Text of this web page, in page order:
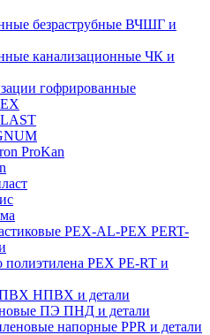
безраструбные ВЧШГ и
канализационные ЧК и
гофрированные
ProKan
PEX-AL-PEX PERT-
PEX PE-RT и
НПВХ и детали
ПЭ ПНД и детали
напорные PPR и детали